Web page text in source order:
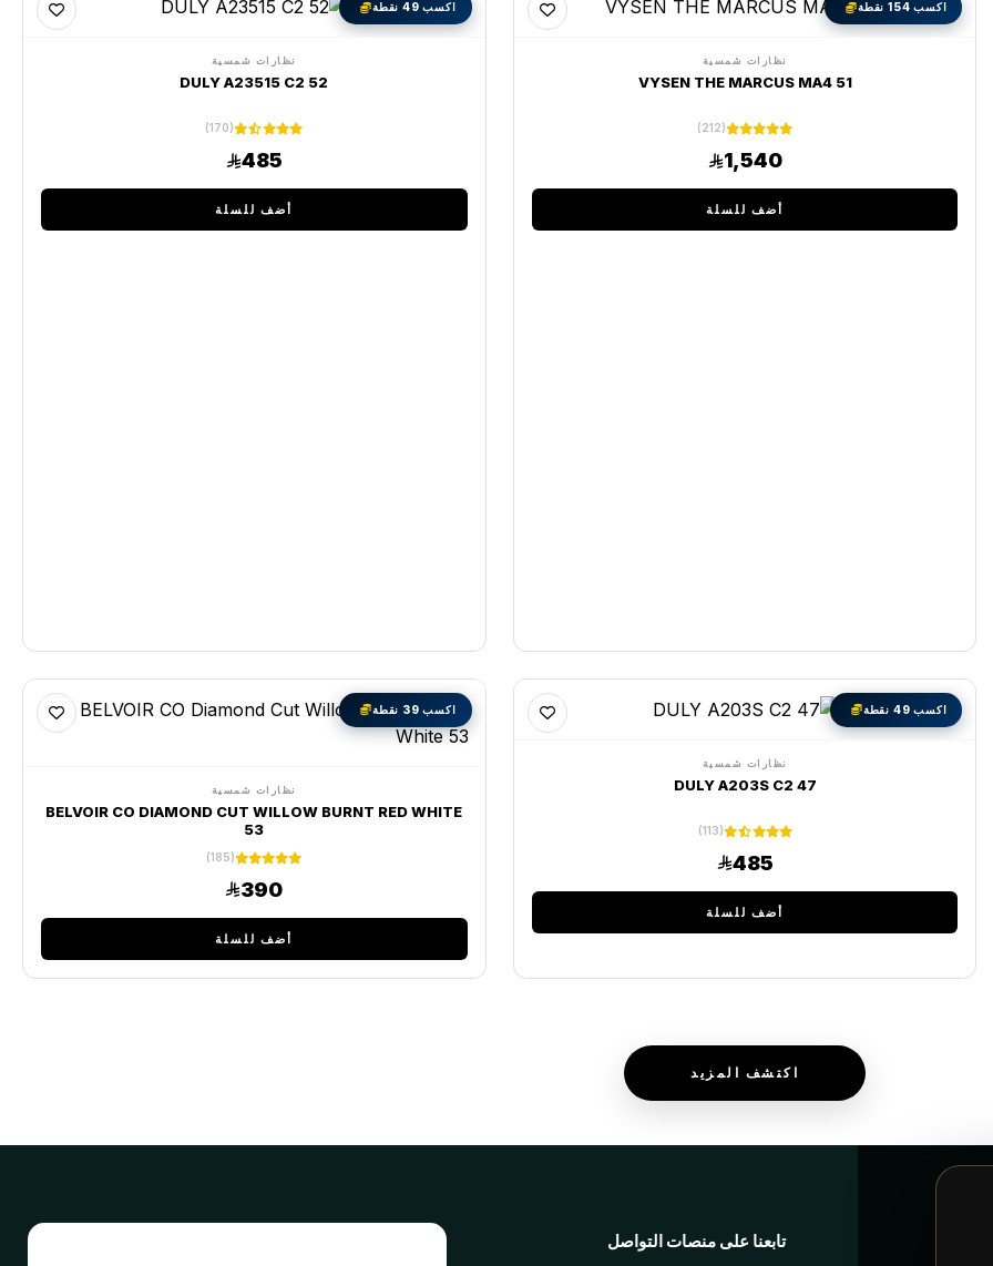
اكسب 154 نقطة
نظارات شمسية
VYSEN THE MARCUS MA4 51
(212)
1,540
أضف للسلة
اكسب 49 نقطة
نظارات شمسية
DULY A23515 C2 52
(170)
485
أضف للسلة
اكسب 49 نقطة
نظارات شمسية
DULY A203S C2 47
(113)
485
أضف للسلة
اكسب 39 نقطة
نظارات شمسية
BELVOIR CO DIAMOND CUT WILLOW BURNT RED WHITE
53
(185)
390
أضف للسلة
اكتشف المزيد
تابعنا على منصات التواصل